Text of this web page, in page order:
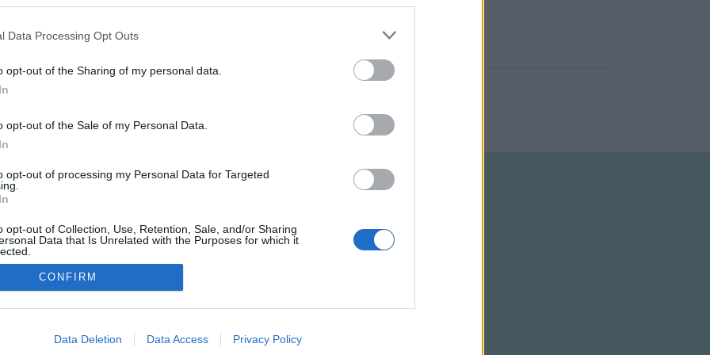
Data Processing Opt Outs
opt-out of the Sharing of my personal data.
opt-out of the Sale of my Personal Data.
opt-out of processing my Personal Data for Targeted
opt-out of Collection, Use, Retention, Sale, and/or Sharing
Data that Is Unrelated with the Purposes for which it
allow Google to enable storage related to advertising like cookies on
CONFIRM
Data Deletion Data Access Privacy Policy